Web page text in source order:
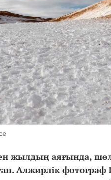
жылдың аяғында,
Алжирлік фотограф